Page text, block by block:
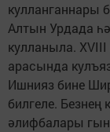
кулланганнары
Алтын Урдада
кулланыла.
арасында
Ишнияз бине
билгеле.
әлифбалары